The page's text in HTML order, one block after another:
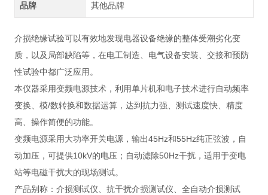
品牌 其他品牌
介损绝缘试验可以有效地发现电器设备绝缘的整体受潮劣化变
质，以及局部缺陷等，在电工制造、电气设备安装、交接和预防
性试验中都广泛应用。
本仪器采用变频电源技术，利用单片机和电子技术进行自动频率
变换、模/数转换和数据运算，达到抗力强、测试速度快、精度
高、操作简便的功能。
变频电源采用大功率开关电源，输出45Hz和55Hz纯正弦波，自
动加压，可提供10kV的电压；自动滤除50Hz干扰，适用于变电
站等电磁干扰大的现场测试。
产品别称：介损测试仪、抗干扰介损测试仪、全自动介损测试